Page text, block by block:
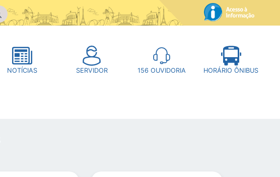
NOTÍCIAS SERVIDOR 156 OUVIDORIA HORÁRIO ÔNIBUS